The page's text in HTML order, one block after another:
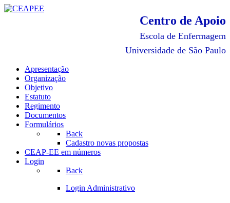
Centro de Apoio
Escola de Enfermagem
Universidade de São Paulo
Apresentação
Organização
Objetivo
Estatuto
Regimento
Documentos
Formulários
Back
Cadastro novas propostas
CEAP-EE em números
Login
Back
Login Administrativo